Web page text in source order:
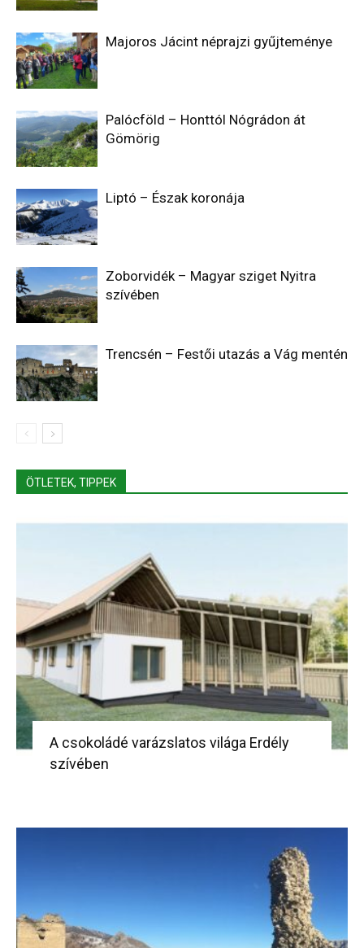
Majoros Jácint néprajzi gyűjteménye
Palócföld – Honttól Nógrádon át
Gömörig
Liptó – Észak koronája
Zoborvidék – Magyar sziget Nyitra
szívében
Trencsén – Festői utazás a Vág mentén
ÖTLETEK, TIPPEK
A csokoládé varázslatos világa Erdély
szívében